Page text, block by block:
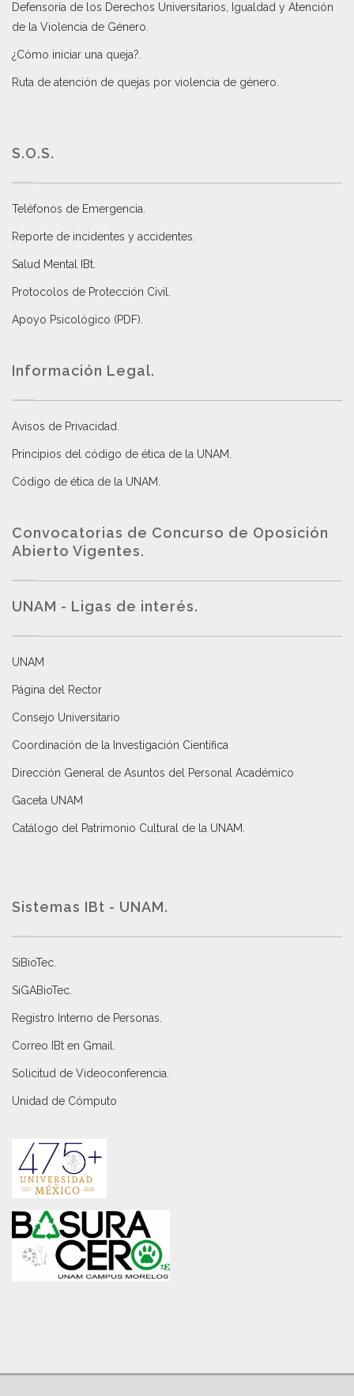
Defensoría de los Derechos Universitarios, Igualdad y Atención
de la Violencia de Género
¿Cómo iniciar una queja?
Ruta de atención de quejas por violencia de género
S.O.S.
Teléfonos de Emergencia.
Reporte de incidentes y accidentes
Salud Mental IBt
Protocolos de Protección Civil
Apoyo Psicológico (PDF)
Información Legal.
Avisos de Privacidad
Principios del código de ética de la UNAM
Código de ética de la UNAM
Convocatorias de Concurso de Oposición
Abierto Vigentes.
UNAM - Ligas de interés.
UNAM
Página del Rector
Consejo Universitario
Coordinación de la Investigación Científica
Dirección General de Asuntos del Personal Académico
Gaceta UNAM
Catálogo del Patrimonio Cultural de la UNAM.
Sistemas IBt - UNAM.
SiBioTec
SiGABioTec.
Registro Interno de Personas
Correo IBt en Gmail
Solicitud de Videoconferencia.
Unidad de Cómputo